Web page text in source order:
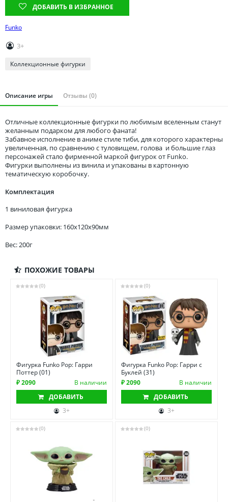
Томская область
Тюменская область
Удмуртия
Ульяновская область
ДОБАВИТЬ В ИЗБРАННОЕ
Funko
3+
Коллекционные фигурки
Описание игры Отзывы (0)
Отличные коллекционные фигурки по любимым вселенным станут
желанным подарком для любого фаната!
Забавное исполнение в аниме стиле тиби, для которого характерны
увеличенная, по сравнению с туловищем, голова и большие глаз
персонажей стало фирменной маркой фигурок от Funko.
Фигурки выполнены из винила и упакованы в картонную
тематическую коробочку.
Комплектация
1 виниловая фигурка
Размер упаковки: 160x120x90мм
Вес: 200г
ПОХОЖИЕ ТОВАРЫ
(0)
Фигурка Funko Pop: Гарри
Поттер (01)
₽ 2090
В наличии
ДОБАВИТЬ
3+
(0)
Фигурка Funko Pop: Гарри с
Буклей (31)
₽ 2090
В наличии
ДОБАВИТЬ
3+
(0) (0)